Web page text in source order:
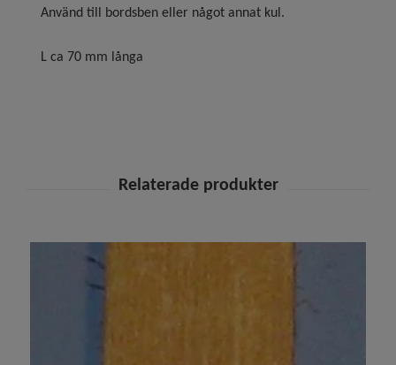
Använd till bordsben eller något annat kul.
L ca 70 mm långa